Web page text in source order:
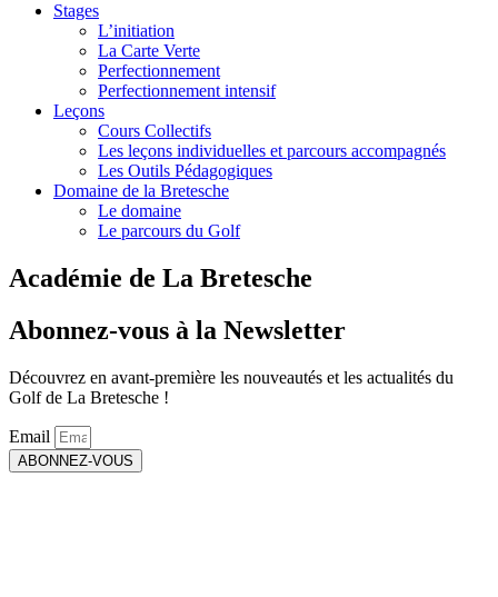
Stages
L’initiation
La Carte Verte
Perfectionnement
Perfectionnement intensif
Leçons
Cours Collectifs
Les leçons individuelles et parcours accompagnés
Les Outils Pédagogiques
Domaine de la Bretesche
Le domaine
Le parcours du Golf
Académie de La Bretesche
Abonnez-vous à la Newsletter
Découvrez en avant-première les nouveautés et les actualités du
Golf de La Bretesche !
Email
ABONNEZ-VOUS